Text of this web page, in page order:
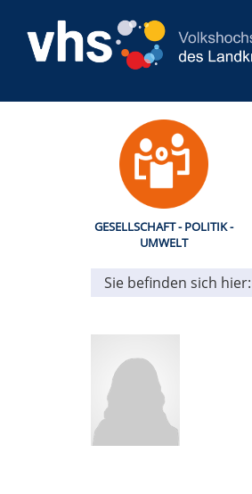
GESELLSCHAFT - POLITIK -
UMWELT
Sie befinden sich hier: